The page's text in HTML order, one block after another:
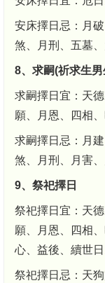
安床擇日忌：月
煞、月刑、五墓
8、求嗣(祈求生男
求嗣擇日宜：天
願、月恩、四相
求嗣擇日忌：月
煞、月刑、月害
9、祭祀擇日
祭祀擇日宜：天
願、月恩、四相
心、益後、續世日
祭祀擇日忌：天狗